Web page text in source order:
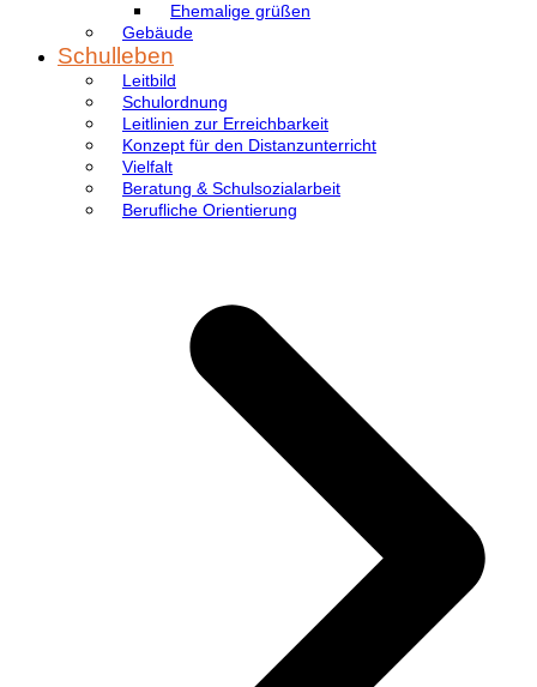
Ehemalige grüßen
Gebäude
Schulleben
Leitbild
Schulordnung
Leitlinien zur Erreichbarkeit
Konzept für den Distanzunterricht
Vielfalt
Beratung & Schulsozialarbeit
Berufliche Orientierung